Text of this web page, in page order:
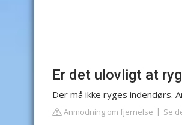
Er det ulovligt at
Der må ikke ryges indendørs.
Anmodning om fjernelse Se